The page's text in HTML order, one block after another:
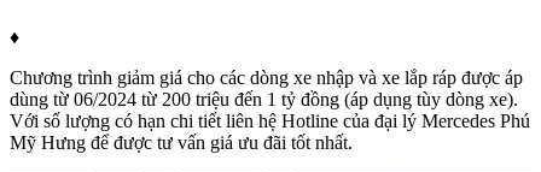
♦
Chương trình giảm giá cho các dòng xe nhập và xe lắp ráp được áp
dùng từ 06/2024 từ 200 triệu đến 1 tỷ đồng (áp dụng tùy dòng xe).
Với số lượng có hạn chi tiết liên hệ Hotline của đại lý Mercedes Phú
Mỹ Hưng để được tư vấn giá ưu đãi tốt nhất.